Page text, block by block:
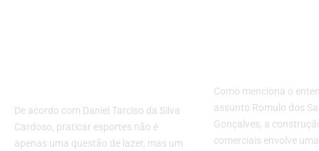
De acordo com Daniel Tarciso da Silva
Cardoso, praticar esportes não é
apenas uma questão de lazer, mas um
Como menciona o
assunto Romulo dos
Gonçalves, a
comerciais envolve